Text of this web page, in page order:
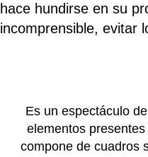
hace hundirse en su
incomprensible, evitar
Es un espectáculo
elementos
compone de cuadros